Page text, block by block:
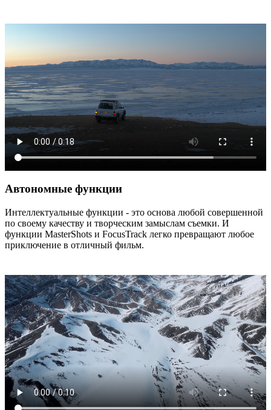
Автономные функции
Интеллектуальные функции - это основа любой совершенной
по своему качеству и творческим замыслам съемки. И
функции MasterShots и FocusTrack легко превращают любое
приключение в отличный фильм.